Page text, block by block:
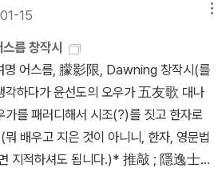
했음에도 영국에서 뉴턴의 이론이 받아들
륙에서 받아들여지기까지는 또다시 10년
여 케임브리지대학이 휴교령을 내리자 뉴
만의 연구에 몰두한다. 뉴턴이 떨어지는
어진다는 것을 깨달았던 것도 바로 이때
분에 대한 연구를 완성하고, 빛이 입자라
력의 법칙을 밝혀낸다. 이 놀라운 세 가지
른 거다. 예를 들어 아리스토텔레스는
물체임으로 원래 자기가 있던 곳으로 돌
고 ‘떨어지는 사과’를 설명하는데, 데카르
있는 게 아니라 단지 물리 법칙에 따라
게 저자 안상현은 쉽게 설명한다. 데카르
데카르트의 영향을 크게 받았기 때문이
적 원리>의 제목을 데카르트의 <철학의
, 나의 사랑하는 가족이, 또 내가 이대로
허전해서 꼭 저 세상이 있으면, 그래서 죽
좋겠다고 생각해요.' 사물의 형상 물
나 너무나 오묘한 것 한 손에는 빨간 장미
를 든 할머니는 1초 동안 0.5미터를 걸
덧 송아지로 변신한 진돗개가 늙은 인간
, 열과 성을 당해 위치를 이동하는 인
립협회는 자연의 진리 혹은 학문의 진
교수로 추대하였고 그의 이론은 아인슈
까지 유럽 과학계를 장악했고 영향력은
의 이론이 자연 설계에 비춰볼 때 맞다라
과학자가 되었다. 18,19세기의 국민들
지만, 뉴턴의 이론은 완벽한
점에서 영국이라는 나라가 위대하다고
). 최근 들어서는 강헌, 고미숙 등 진보적
주역』은 결이 좀 다르지만 여기까지로 넓
음양오행설, 사주명리학 이론이 지금에
역된다면 상당히 잘 팔릴 소지도 있다고
이론'도 팔리기는 잘 팔리지 않는가). 진
히 혹독한 비판과 검증에 직면할 테고...
우리나라에서 이를 더 오래 붙잡고 있는
문화가 지금처럼 많이 알려지다 보면 언
15
름 창작시
어스름, 朦影限, Dawning 창작시(를
가를 패러디해서 시조(?)를 짓고 한자로
배우고 지은 것이 아니니, 한자, 영문법
지적하셔도 됩니다.)* 推敲 ; 隱逸士와